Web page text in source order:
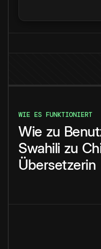
WIE ES FUNKTIONIERT
Wie zu
Swahili zu
Übersetzerin